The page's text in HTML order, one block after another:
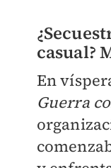
casual?
En
Guerra